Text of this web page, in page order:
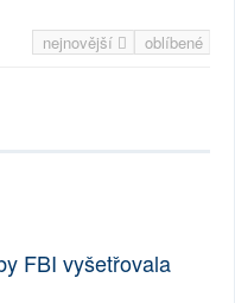
nejnovější oblíbené
FBI vyšetřovala